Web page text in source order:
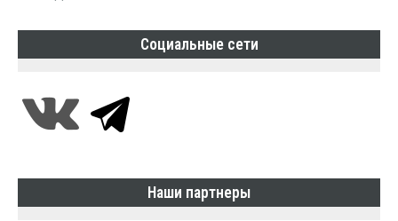
Социальные сети
Наши партнеры